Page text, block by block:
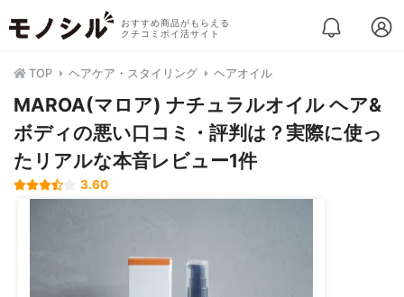
おすすめ商品がもらえる
クチコミポイ活サイト
TOP ヘアケア・スタイリング ヘアオイル
MAROA(マロア) ナチュラルオイル ヘア&
ボディの悪い口コミ・評判は？実際に使っ
たリアルな本音レビュー1件
3.60